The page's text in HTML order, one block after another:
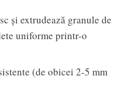
și extrudează granule de
uniforme printr-o
(de obicei 2-5 mm